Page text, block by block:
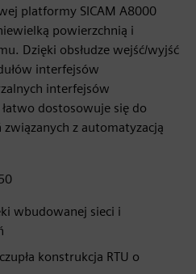
platformy SICAM A8000
powierzchnią i
Dzięki obsłudze wejść/wyjść
interfejsów
interfejsów
dostosowuje się do
z automatyzacją
wbudowanej sieci i
konstrukcja RTU o